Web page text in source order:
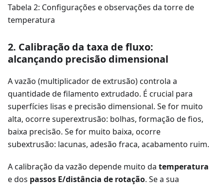
Tabela 2: Configurações e observações da torre de
temperatura
2. Calibração da taxa de fluxo:
alcançando precisão dimensional
A vazão (multiplicador de extrusão) controla a
quantidade de filamento extrudado. É crucial para
superfícies lisas e precisão dimensional. Se for muito
alta, ocorre superextrusão: bolhas, formação de fios,
baixa precisão. Se for muito baixa, ocorre
subextrusão: lacunas, adesão fraca, acabamento ruim.
A calibração da vazão depende muito da temperatura
e dos passos E/distância de rotação. Se a sua